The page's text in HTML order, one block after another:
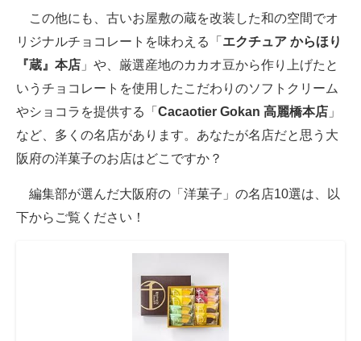
この他にも、古いお屋敷の蔵を改装した和の空間でオ
リジナルチョコレートを味わえる「 エクチュア からほり
『蔵』本店 」や、厳選産地のカカオ豆から作り上げたと
いうチョコレートを使用したこだわりのソフトクリーム
やショコラを提供する「 Cacaotier Gokan 高麗橋本店 」
など、多くの名店があります。あなたが名店だと思う大
阪府の洋菓子のお店はどこですか？
編集部が選んだ大阪府の「洋菓子」の名店10選は、以
下からご覧ください！